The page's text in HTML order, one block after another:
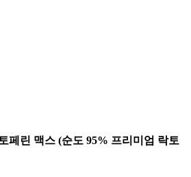
페린 맥스 (순도 95% 프리미엄 락토